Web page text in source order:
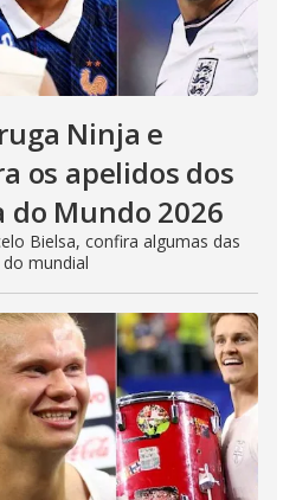
Ninja e
os apelidos dos
do Mundo 2026
Bielsa, confira algumas das
mundial